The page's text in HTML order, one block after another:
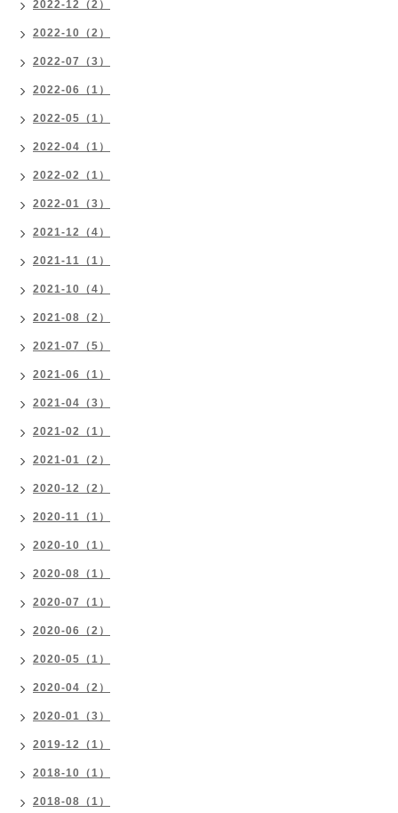
2022-12（2）
2022-10（2）
2022-07（3）
2022-06（1）
2022-05（1）
2022-04（1）
2022-02（1）
2022-01（3）
2021-12（4）
2021-11（1）
2021-10（4）
2021-08（2）
2021-07（5）
2021-06（1）
2021-04（3）
2021-02（1）
2021-01（2）
2020-12（2）
2020-11（1）
2020-10（1）
2020-08（1）
2020-07（1）
2020-06（2）
2020-05（1）
2020-04（2）
2020-01（3）
2019-12（1）
2018-10（1）
2018-08（1）